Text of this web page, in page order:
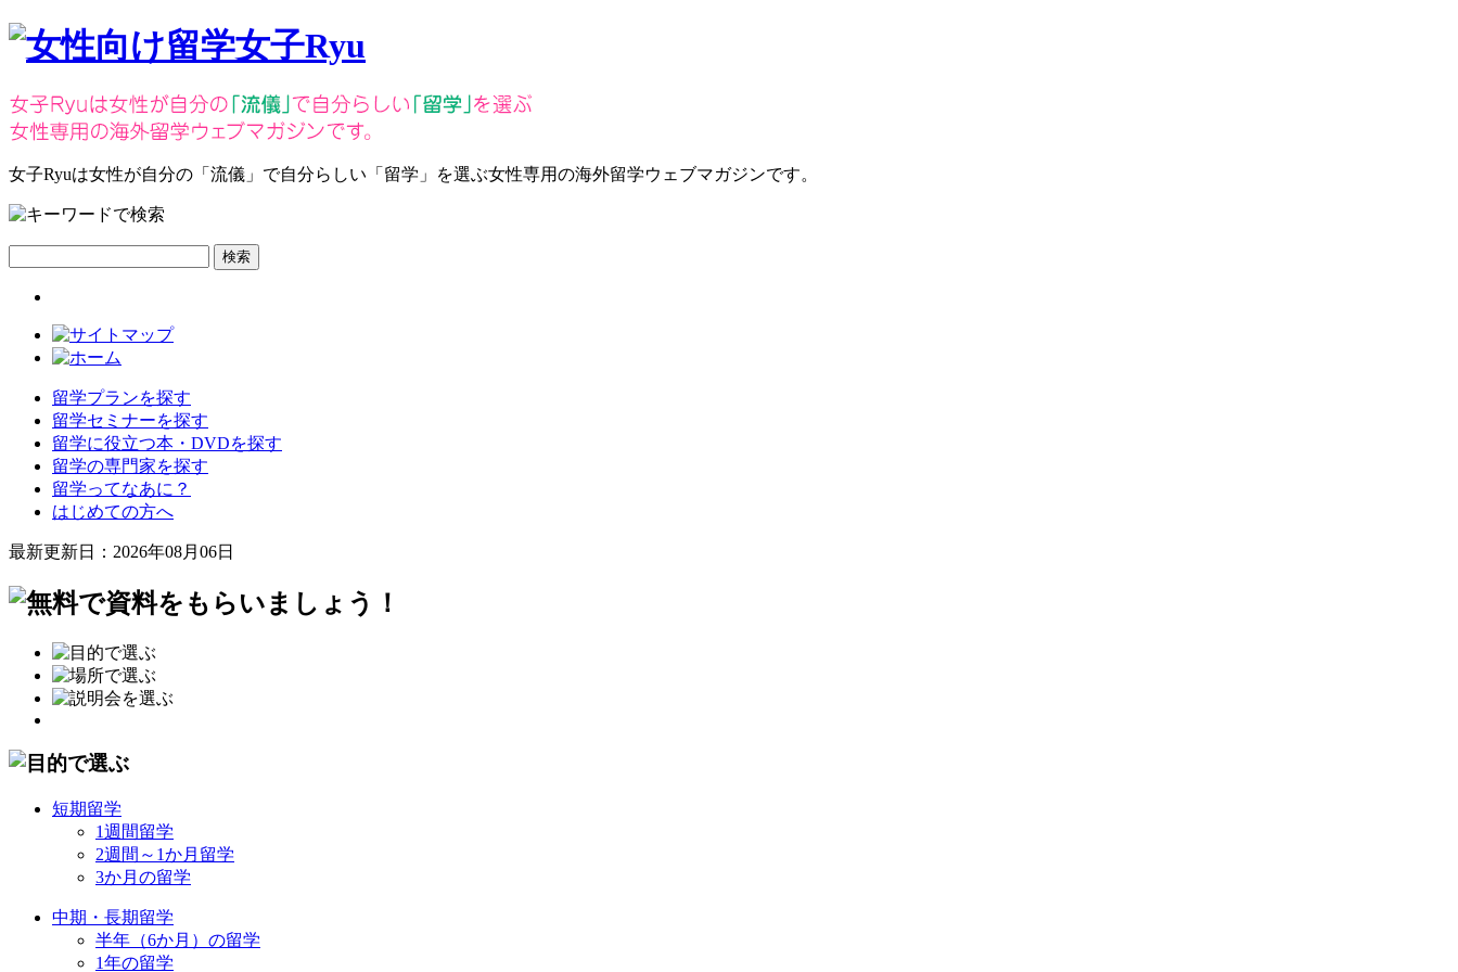
女子Ryuは女性が自分の 「流儀」 で自分らしい 「留学」 を選ぶ女性専用の海外留学ウェブマガジンです。
検索
留学プランを探す
留学セミナーを探す
留学に役立つ本・DVDを探す
留学の専門家を探す
留学ってなあに？
はじめての方へ
最新更新日：2026年08月06日
短期留学
1週間留学
2週間～1か月留学
3か月の留学
中期・長期留学
半年（6か月）の留学
1年の留学